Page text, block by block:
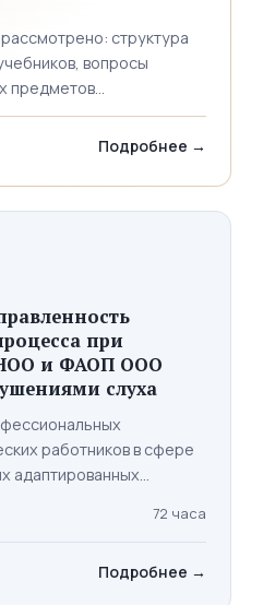
структура
вопросы
предметов
состав
комплекта
Подробнее →
при
и ФАОП ООО
слуха
работников в сфере
адаптированных
обучающихся с
72 часа
Подробнее →